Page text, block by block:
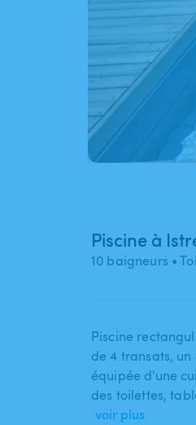
Piscine à
10 baigneurs •
Piscine
de 4 transats​,​
équipée d'une
des toilettes​,​
voir plus